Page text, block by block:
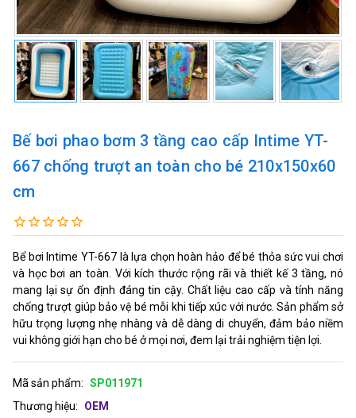
Bế bơi phao bơm 3 tầng cao cấp Intime YT-
667 chống trượt an toàn cho bé 210x150x60
cm
Bể bơi Intime YT-667 là lựa chọn hoàn hảo để bé thỏa sức vui chơi
và học bơi an toàn. Với kích thước rộng rãi và thiết kế 3 tầng, nó
mang lại sự ổn định đáng tin cậy. Chất liệu cao cấp và tính năng
chống trượt giúp bảo vệ bé mỗi khi tiếp xúc với nước. Sản phẩm sở
hữu trọng lượng nhẹ nhàng và dễ dàng di chuyển, đảm bảo niềm
vui không giới hạn cho bé ở mọi nơi, đem lại trải nghiệm tiện lợi.
Mã sản phẩm: SP011971
Thương hiệu:
OEM